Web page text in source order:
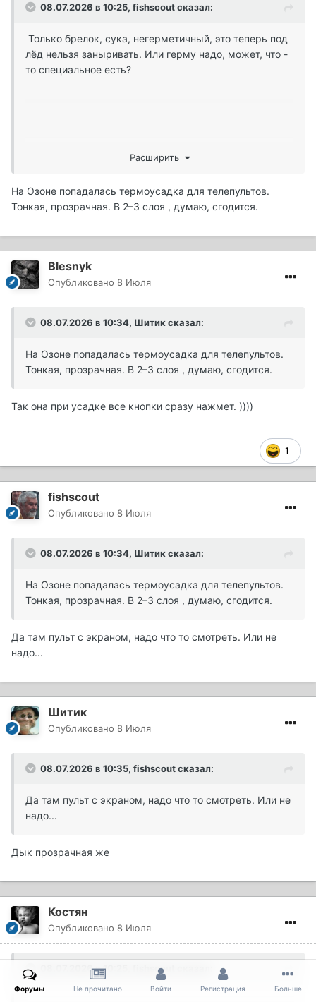
08.07.2026 в 10:25, fishscoutсказал:
Только брелок, сука, негерметичный, это теперь под
лёд нельзя заныривать. Или герму надо, может, что -
то специальное есть?
Расширить
На Озоне попадалась термоусадка для телепультов.
Тонкая, прозрачная. В 2–3 слоя , думаю, сгодится.
Blesnyk
Опубликовано 8 Июля
08.07.2026 в 10:34, Шитиксказал:
На Озоне попадалась термоусадка для телепультов.
Тонкая, прозрачная. В 2–3 слоя , думаю, сгодится.
Так она при усадке все кнопки сразу нажмет. ))))
1
fishscout
Опубликовано 8 Июля
08.07.2026 в 10:34, Шитиксказал:
На Озоне попадалась термоусадка для телепультов.
Тонкая, прозрачная. В 2–3 слоя , думаю, сгодится.
Да там пульт с экраном, надо что то смотреть. Или не
надо...
Шитик
Опубликовано 8 Июля
08.07.2026 в 10:35, fishscoutсказал:
Да там пульт с экраном, надо что то смотреть. Или не
надо...
Дык прозрачная же
Костян
Опубликовано 8 Июля
08.07.2026 в 10:25, fishscout
Форумы Не прочитано Войти Регистрация Больше